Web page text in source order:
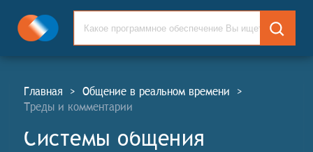
Главная > Общение в реальном времени >
Треды и комментарии
Системы общения